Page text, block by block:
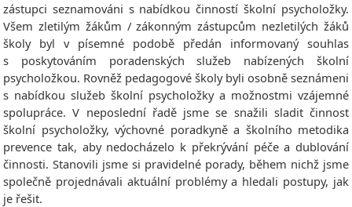
zástupci seznamováni s nabídkou činností školní psycholožky.
Všem zletilým žákům / zákonným zástupcům nezletilých žáků
školy byl v písemné podobě předán informovaný souhlas
s poskytováním poradenských služeb nabízených školní
psycholožkou. Rovněž pedagogové školy byli osobně seznámeni
s nabídkou služeb školní psycholožky a možnostmi vzájemné
spolupráce. V neposlední řadě jsme se snažili sladit činnost
školní psycholožky, výchovné poradkyně a školního metodika
prevence tak, aby nedocházelo k překrývání péče a dublování
činnosti. Stanovili jsme si pravidelné porady, během nichž jsme
společně projednávali aktuální problémy a hledali postupy, jak
je řešit.